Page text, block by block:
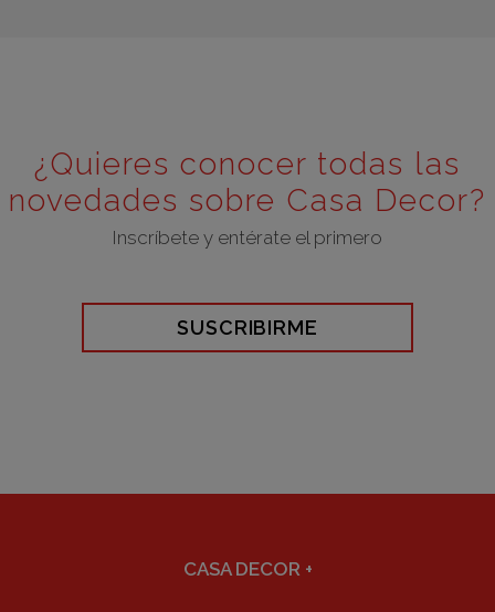
¿Quieres conocer todas las
novedades sobre Casa Decor?
Inscríbete y entérate el primero
SUSCRIBIRME
CASA DECOR +